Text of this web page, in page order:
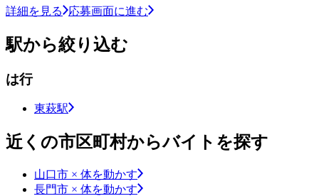
詳細を見る 応募画面に進む
駅から絞り込む
は行
東萩駅
近くの市区町村からバイトを探す
山口市 × 体を動かす
長門市 × 体を動かす